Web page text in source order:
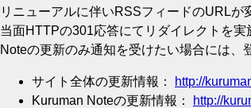
リニューアルに伴いRSSフィードのURLが
当面HTTPの301応答にてリダイレクトを
Noteの更新のみ通知を受けたい場合には、
サイト全体の更新情報：
http://
Kuruman Noteの更新情報：
http://